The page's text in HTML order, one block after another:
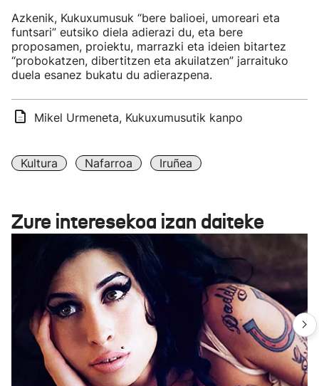
Azkenik, Kukuxumusuk “bere balioei, umoreari eta
funtsari” eutsiko diela adierazi du, eta bere
proposamen, proiektu, marrazki eta ideien bitartez
“probokatzen, dibertitzen eta akuilatzen” jarraituko
duela esanez bukatu du adierazpena.
Mikel Urmeneta, Kukuxumusutik kanpo
Kultura Nafarroa Iruñea
Zure interesekoa izan daiteke